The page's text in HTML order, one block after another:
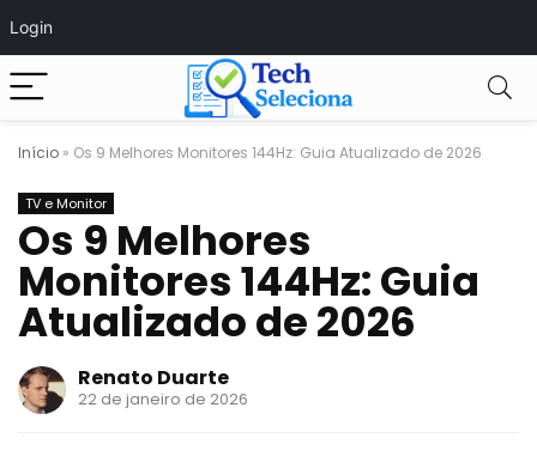
Login
Início » Os 9 Melhores Monitores 144Hz: Guia Atualizado de 2026
TV e Monitor
Os 9 Melhores
Monitores 144Hz: Guia
Atualizado de 2026
Renato Duarte
22 de janeiro de 2026